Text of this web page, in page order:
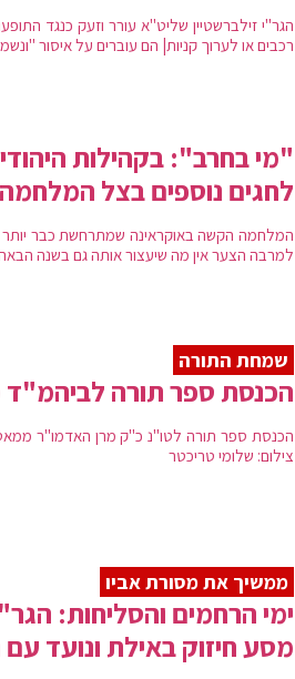
הגר"י זילברשטיין שליט"א עורר וזעק כנגד
רכבים או לערוך קניות| הם עוברים על איסור
"מי בחרב": בקהילות
לחגים נוספים בצל המלחמה
למרבה הצער אין מה שיעצור אותה גם בשנה
שמחת התורה
הכנסת ספר תורה
הכנסת ספר תורה לטו''נ כ''ק מרן האדמו''ר
צילום: שלומי טריכטר
ממשיך את מסורת אביו
ימי הרחמים והסליחות:
מסע חיזוק באילת ונועד עם